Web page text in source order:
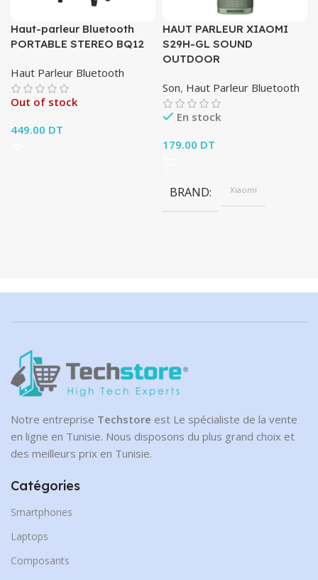
Haut-parleur Bluetooth
PORTABLE STEREO BQ12
Haut Parleur Bluetooth
Out of stock
449.00 DT
HAUT PARLEUR XIAOMI
S29H-GL SOUND
OUTDOOR
Son, Haut Parleur Bluetooth
En stock
179.00 DT
BRAND Xiaomi
Notre entreprise Techstore est Le spécialiste de la vente
en ligne en Tunisie. Nous disposons du plus grand choix et
des meilleurs prix en Tunisie.
Catégories
Smartphones
Laptops
Composants